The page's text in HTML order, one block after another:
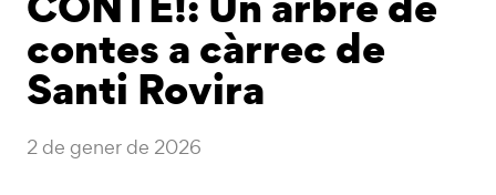
contes a càrrec de
Santi Rovira
2 de gener de 2026